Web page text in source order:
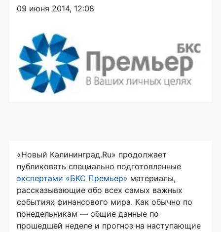
09 июня 2014, 12:08
«Новый Калининград.Ru» продолжает
публиковать специально подготовленные
экспертами «БКС Премьер» материалы,
рассказывающие обо всех самых важных
событиях финансового мира. Как обычно по
понедельникам — общие данные по
прошедшей неделе и прогноз на наступающие